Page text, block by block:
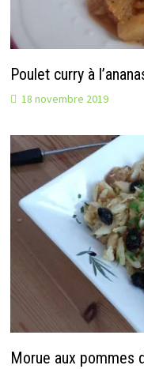
Poulet curry à
18 novembre 2019
Morue aux pommes